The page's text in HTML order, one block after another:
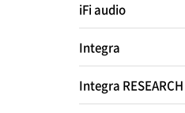
会社案内
NEWS
iFi audio
Integra
Integra RESEARCH